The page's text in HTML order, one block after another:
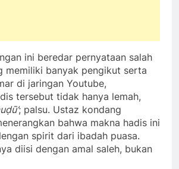
ini beredar pernyataan salah
memiliki banyak pengikut serta
di jaringan Youtube,
tersebut tidak hanya lemah,
; palsu. Ustaz kondang
bahwa makna hadis ini
spirit dari ibadah puasa.
diisi dengan amal saleh, bukan